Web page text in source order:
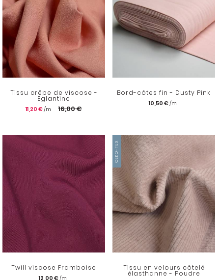
Tissu crêpe de viscose -
Eglantine
11,20 € 16,00 €
Bord-côtes fin - Dusty Pink
10,50 €
Twill viscose Framboise
12,00 €
OEKO-TEX
Tissu en velours côtelé
élasthanne - Poudre